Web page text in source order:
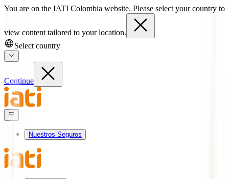
You are on the IATI Colombia website. Please select your country to
view content tailored to your location.
Select country
Continue
Nuestros Seguros